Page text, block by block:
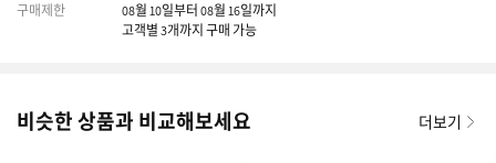
구매제한
08월 10일부터 08월 16일까지
고객별 3개까지 구매 가능
비슷한 상품과 비교해보세요 더보기